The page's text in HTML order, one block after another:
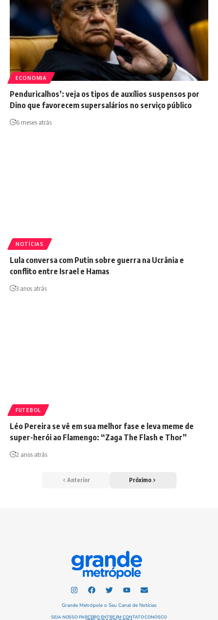
ECONOMIA
Penduricalhos’: veja os tipos de auxílios suspensos por
Dino que favorecem supersalários no serviço público
6 meses atrás
NOTÍCIAS
Lula conversa com Putin sobre guerra na Ucrânia e
conflito entre Israel e Hamas
3 anos atrás
FUTEBOL
Léo Pereira se vê em sua melhor fase e leva meme de
super-herói ao Flamengo: “Zaga The Flash e Thor”
2 anos atrás
Anterior Próximo
Grande Metrópole o Seu Canal de Notícias
SEJA NOSSO PARCEIRO ENTRE EM CONTATO CONOSCO